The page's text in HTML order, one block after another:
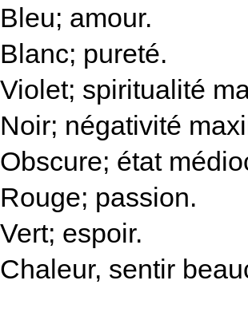
Bleu; amour.
Blanc; pureté.
Violet; spiritualité
Noir; négativité
Obscure; état
Rouge; passion.
Vert; espoir.
Chaleur, sentir